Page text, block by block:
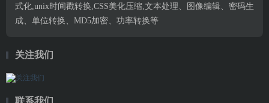
式化,unix时间戳转换,CSS美化压缩,文本处理、图像编辑、密码生
成、单位转换、MD5加密、功率转换等
关注我们
联系我们